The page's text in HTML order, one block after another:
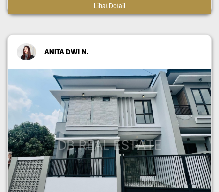
Lihat Detail
ANITA DWI N.